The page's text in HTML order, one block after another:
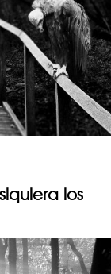
los